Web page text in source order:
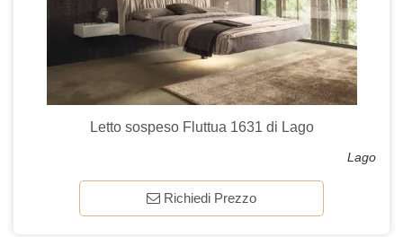
Letto sospeso Fluttua 1631 di Lago
Lago
Richiedi Prezzo